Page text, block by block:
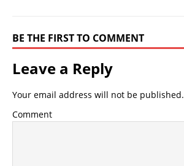
BE THE FIRST TO COMMENT
Leave a Reply
Your email address will not be published.
Comment